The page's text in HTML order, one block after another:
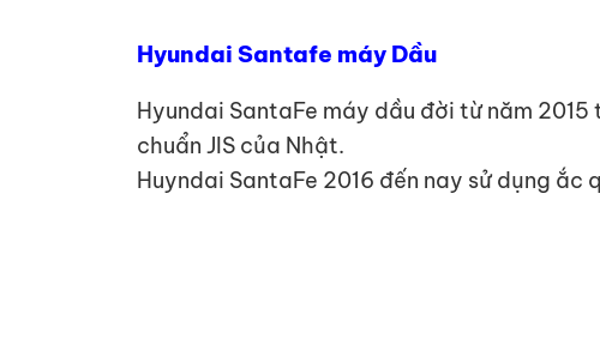
Hyundai Santafe máy Dầu
Hyundai SantaFe máy dầu đời từ năm
chuẩn JIS của Nhật.
Huyndai SantaFe 2016 đến nay sử dụng